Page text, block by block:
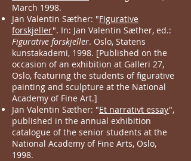
March 1998.
Jan Valentin Sæther: "Figurative
forskjeller". In: Jan Valentin Sæther, ed.:
Figurative forskjeller. Oslo, Statens
kunstakademi, 1998. [Published on the
occasion of an exhibition at Galleri 27,
Oslo, featuring the students of figurative
painting and sculpture at the National
Academy of Fine Art.]
Jan Valentin Sæther: "Et narrativt essay",
published in the annual exhibition
catalogue of the senior students at the
National Academy of Fine Arts, Oslo,
1998.